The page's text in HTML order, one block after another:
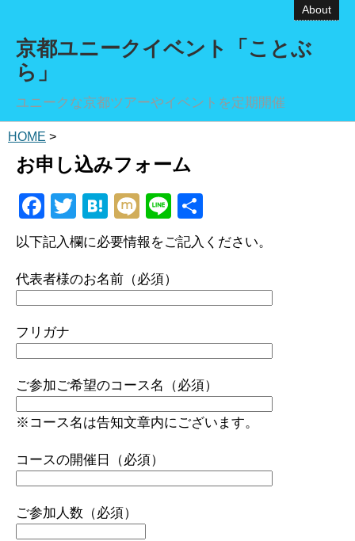
About
京都ユニークイベント「ことぶ
ら」
ユニークな京都ツアーやイベントを定期開催
HOME >
お申し込みフォーム
F
a
c
e
b
o
o
k
T
wi
tt
er
H
at
e
n
a
M
ixi
Li
n
e
有
以下記入欄に必要情報をご記入ください。
代表者様のお名前（必須）
フリガナ
ご参加ご希望のコース名（必須）
※コース名は告知文章内にございます。
コースの開催日（必須）
ご参加人数（必須）